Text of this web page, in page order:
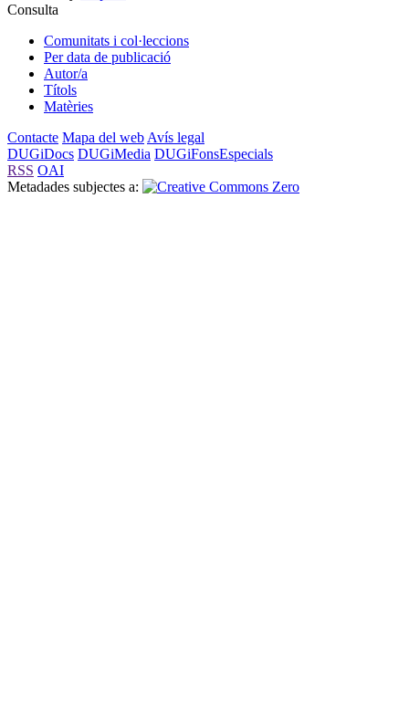
Consulta
Comunitats i col·leccions
Per data de publicació
Autor/a
Títols
Matèries
Contacte Mapa del web Avís legal
DUGiDocs DUGiMedia DUGiFonsEspecials
RSS OAI
Metadades subjectes a: